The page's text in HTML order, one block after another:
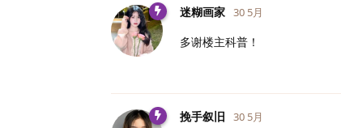
迷糊画家 30 5月
多谢楼主科普！
挽手叙旧 30 5月